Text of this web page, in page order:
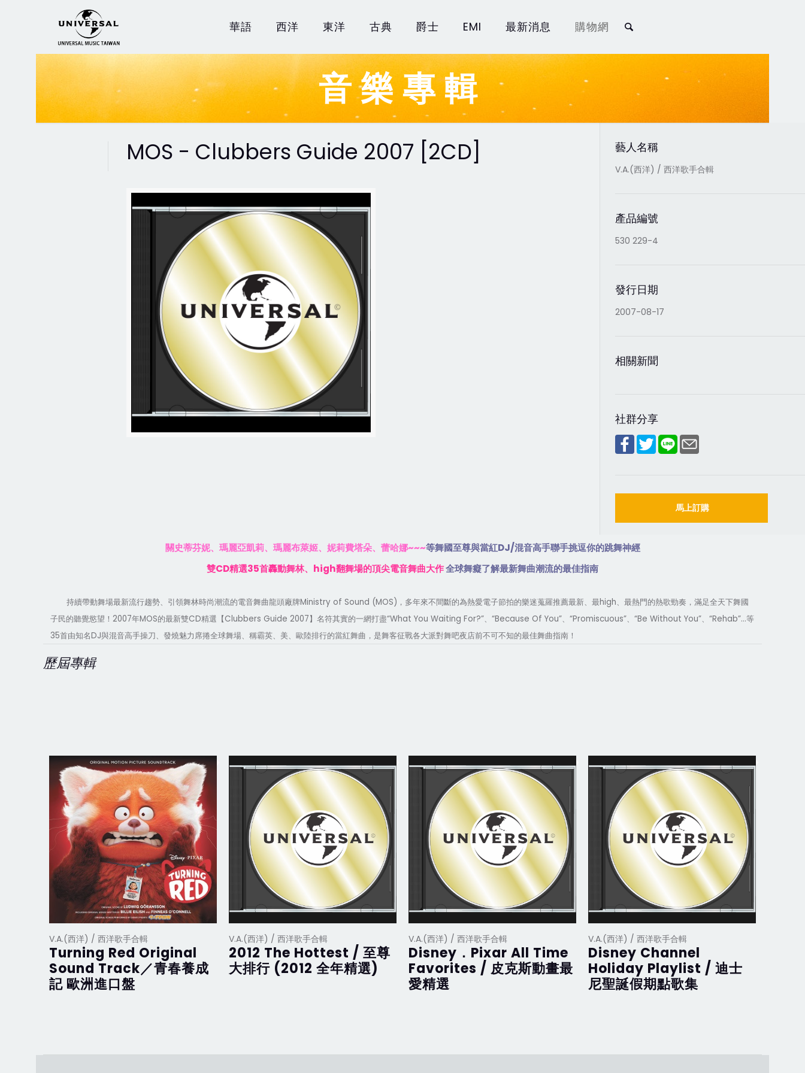
華語 西洋 東洋 古典 爵士 EMI 最新消息 購物網
音樂專輯
MOS - Clubbers Guide 2007 [2CD] 藝人名稱
V.A.(西洋) / 西洋歌手合輯
產品編號
530 229-4
發行日期
2007-08-17
相關新聞
社群分享
馬上訂購
關史蒂芬妮、瑪麗亞凱莉、瑪麗布萊姬、妮莉費塔朵、蕾哈娜~~~等舞國至尊與當紅DJ/混音高手聯手挑逗你的跳舞神經
雙CD精選35首轟動舞林、 high翻舞場的頂尖電音舞曲大作全球舞癡了解最新舞曲潮流的最佳指南
持續帶動舞場最新流行趨勢、引領舞林時尚潮流的電音舞曲龍頭廠牌Ministry of Sound (MOS) ，多年來不間斷的為熱愛電子節拍的樂迷蒐羅推薦最新、最high、最熱門的熱歌勁奏，滿足全天下舞國
子民的聽覺慾望！ 2007年MOS的最新雙CD精選【 Clubbers Guide 2007 】名符其實的一網打盡“What You Waiting For?”、 “Because Of You”、 “Promiscuous”、 “Be Without You”、 “Rehab”...等
35首由知名DJ與混音高手操刀、發燒魅力席捲全球舞場、稱霸英、美、歐陸排行的當紅舞曲，是舞客征戰各大派對舞吧夜店前不可不知的最佳舞曲指南！
歷屆專輯
V.A.(西洋) / 西洋歌手合輯
Turning Red Original
Sound Track／青春養成
記 歐洲進口盤
V.A.(西洋) / 西洋歌手合輯
2012 The Hottest / 至尊
大排行 (2012 全年精選)
V.A.(西洋) / 西洋歌手合輯
Disney．Pixar All Time
Favorites / 皮克斯動畫最
愛精選
V.A.(西洋) / 西洋歌手合輯
Disney Channel
Holiday Playlist / 迪士
尼聖誕假期點歌集